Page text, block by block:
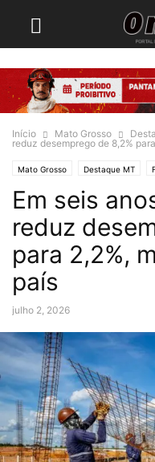
Início Mato Grosso
reduz desemprego de 8,2%
Mato Grosso Destaque MT
Em seis
reduz
para 2,2%,
país
julho 2, 2026